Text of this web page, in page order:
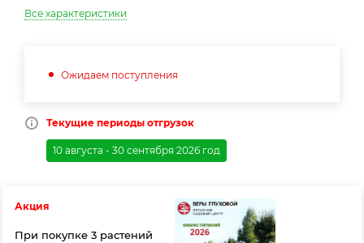
Все характеристики
Ожидаем поступления
Текущие периоды отгрузок
10 августа - 30 сентября 2026 год
Акция
При покупке 3 растений